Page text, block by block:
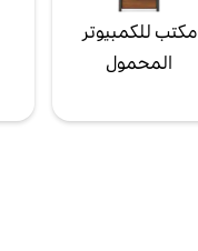
مكتب للكمبيوتر
المحمول